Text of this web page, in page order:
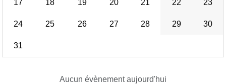
17 18 19 20 21 22 23
24 25 26 27 28 29 30
31
Aucun évènement aujourd'hui